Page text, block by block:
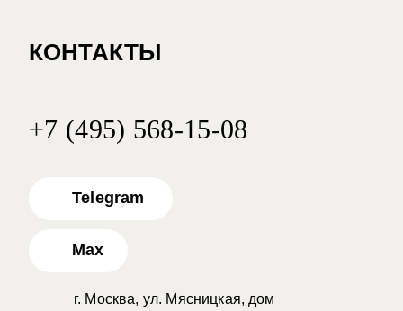
КОНТАКТЫ
+7 (495) 568-15-08
Telegram
Max
г. Москва, ул. Мясницкая, дом